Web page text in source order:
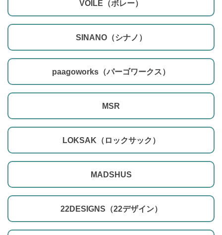
VOILE（ボレー）
SINANO（シナノ）
paagoworks（パーゴワークス）
MSR
LOKSAK（ロックサック）
MADSHUS
22DESIGNS（22デザイン）